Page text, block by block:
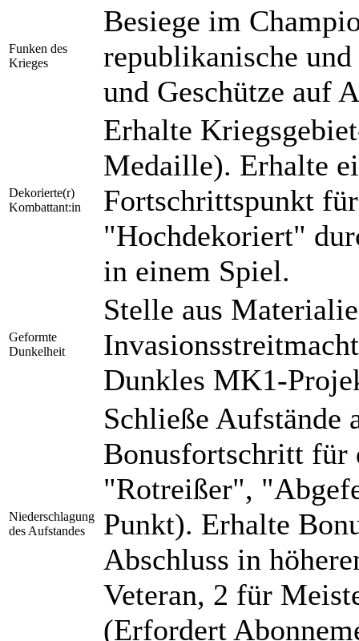
Funken des
Krieges
Besiege im
republikanische
und Geschütze auf
Dekorierte(r)
Kombattant:in
Erhalte
Medaille). Erhalte
Fortschrittspunkt
"Hochdekoriert"
in einem Spiel.
Geformte
Dunkelheit
Stelle aus
Dunkles MK1-
Niederschlagung
des Aufstandes
Schließe Aufstände
Bonusfortschritt für
"Rotreißer",
Punkt). Erhalte
Abschluss in
Veteran, 2 für
(Erfordert